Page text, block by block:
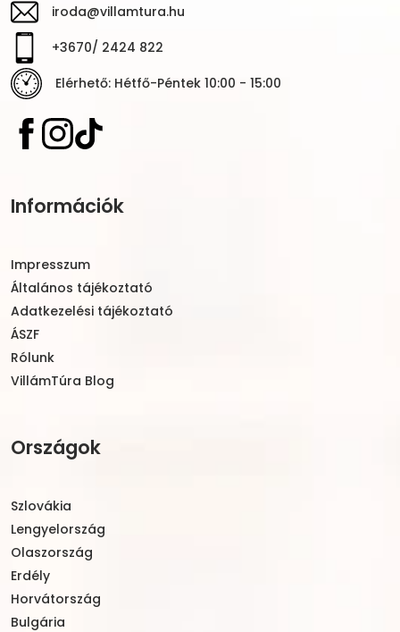
iroda@villamtura.hu
+3670/ 2424 822
Elérhető: Hétfő-Péntek 10:00 - 15:00
Információk
Impresszum
Általános tájékoztató
Adatkezelési tájékoztató
ÁSZF
Rólunk
VillámTúra Blog
Országok
Szlovákia
Lengyelország
Olaszország
Erdély
Horvátország
Bulgária